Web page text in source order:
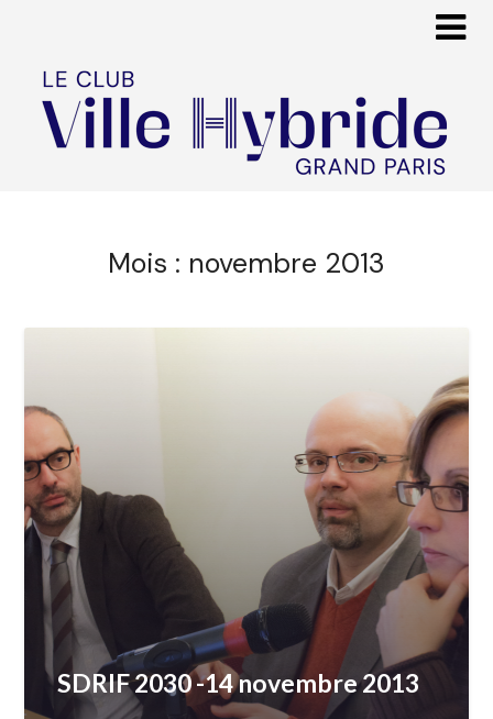
Mois : novembre 2013
SDRIF 2030 -14 novembre 2013